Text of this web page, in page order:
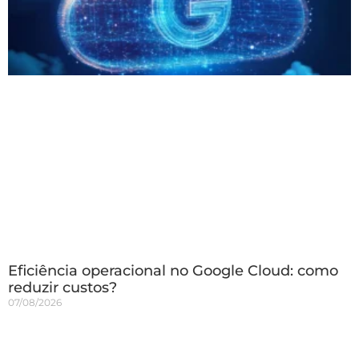
Eficiência operacional no Google Cloud: como
reduzir custos?
07/08/2026